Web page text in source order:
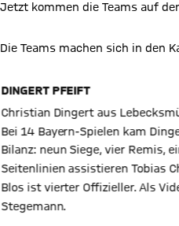
Jetzt kommen die Teams auf
Die Teams machen sich in den
DINGERT PFEIFT
Christian Dingert aus
Bei 14 Bayern-Spielen kam
Bilanz: neun Siege, vier Remis,
Seitenlinien assistieren Tobias
Blos ist vierter Offizieller. Als
Stegemann.